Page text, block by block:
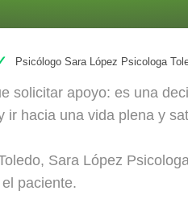
Psicólogo Sara López Psicologa
solicitar apoyo: es una
hacia una vida plena y
Sara López
paciente.